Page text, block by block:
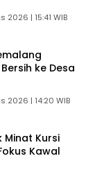
2026 | 15:41 WIB
ke Desa
2026 | 14:20 WIB
Minat Kursi
Kawal